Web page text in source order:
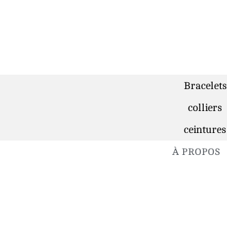
Bracelets
colliers
ceintures
À PROPOS